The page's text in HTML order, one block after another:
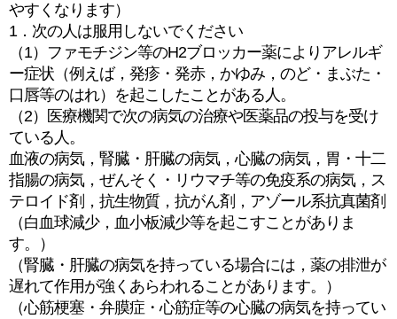
やすくなります）
1．次の人は服用しないでください
（1）ファモチジン等のH2ブロッカー薬によりアレルギ
ー症状（例えば，発疹・発赤，かゆみ，のど・まぶた・
口唇等のはれ）を起こしたことがある人。
（2）医療機関で次の病気の治療や医薬品の投与を受け
ている人。
血液の病気，腎臓・肝臓の病気，心臓の病気，胃・十二
指腸の病気，ぜんそく・リウマチ等の免疫系の病気，ス
テロイド剤，抗生物質，抗がん剤，アゾール系抗真菌剤
（白血球減少，血小板減少等を起こすことがありま
す。）
（腎臓・肝臓の病気を持っている場合には，薬の排泄が
遅れて作用が強くあらわれることがあります。）
（心筋梗塞・弁膜症・心筋症等の心臓の病気を持ってい